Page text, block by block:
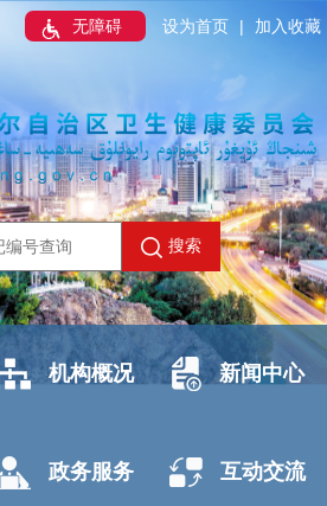
无障碍 设为首页 | 加入收藏
搜索
机构概况 新闻中心
政务服务 互动交流